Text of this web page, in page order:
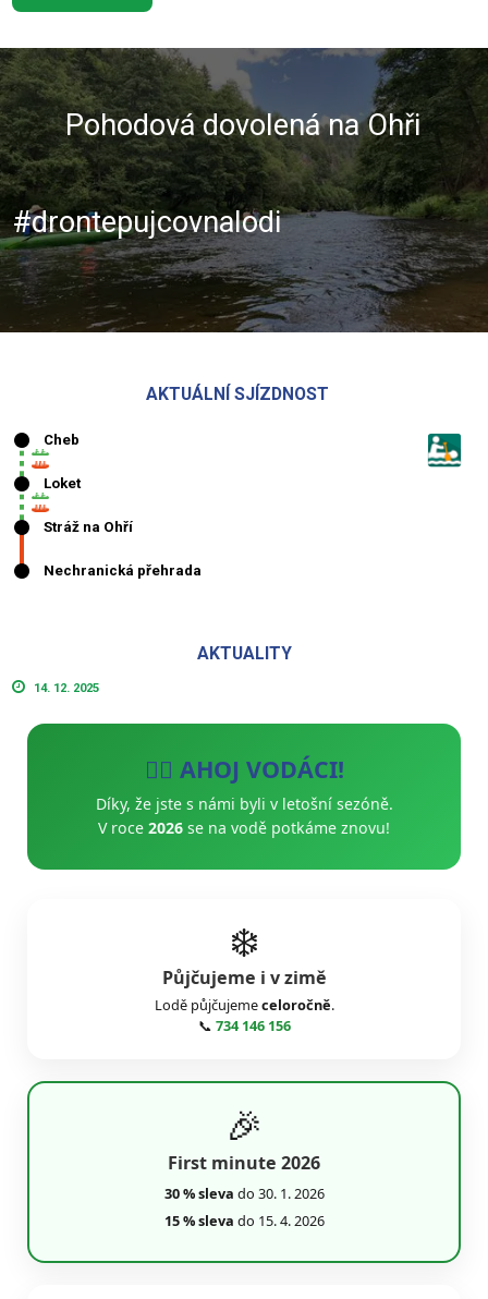
Pohodová dovolená na Ohři
#drontepujcovnalodi
AKTUÁLNÍ SJÍZDNOST
AKTUALITY
14. 12. 2025
🚣‍♂️ AHOJ VODÁCI!
Díky, že jste s námi byli v letošní sezóně.
V roce 2026 se na vodě potkáme znovu!
❄️
Půjčujeme i v zimě
Lodě půjčujemeceloročně.
📞 734 146 156
🎉
First minute 2026
30 % sleva do 30. 1. 2026
15 % sleva do 15. 4. 2026